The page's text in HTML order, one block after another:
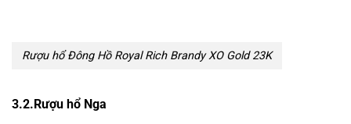
Rượu hổ Đông Hồ Royal Rich Brandy XO Gold 23K
3.2.Rượu hổ Nga